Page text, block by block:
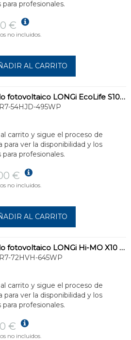
para profesionales.
€
no incluidos.
AL CARRITO
Módulo fotovoltaico LONGi EcoLife S10 495W
54HJD-495WP
carrito y sigue el proceso de
para ver la disponibilidad y los
para profesionales.
€
no incluidos.
AL CARRITO
Módulo fotovoltaico LONGi Hi-MO X10 645WP
72HVH-645WP
carrito y sigue el proceso de
para ver la disponibilidad y los
para profesionales.
€
no incluidos.